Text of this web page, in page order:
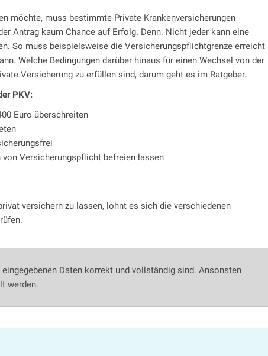
möchte, muss bestimmte Private Krankenversicherungen
Antrag kaum Chance auf Erfolg. Denn: Nicht jeder kann eine
So muss beispielsweise die Versicherungspflichtgrenze erreicht
Welche Bedingungen darüber hinaus für einen Wechsel von der
Versicherung zu erfüllen sind, darum geht es im Ratgeber.
PKV:
Euro überschreiten
Versicherungspflicht befreien lassen
versichern zu lassen, lohnt es sich die verschiedenen
Daten korrekt und vollständig sind. Ansonsten
werden.